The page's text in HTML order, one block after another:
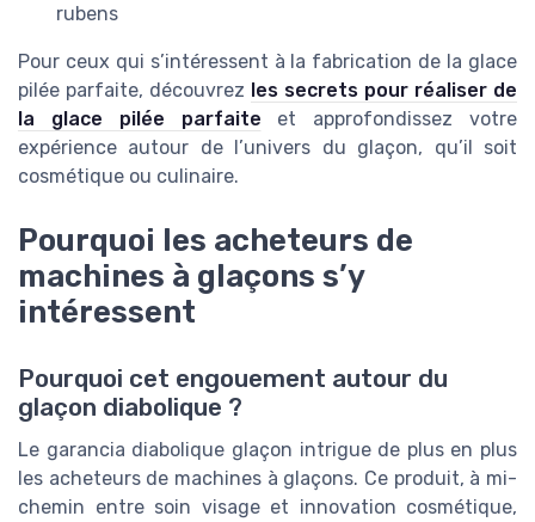
rubens
Pour ceux qui s’intéressent à la fabrication de la glace
pilée parfaite, découvrez les secrets pour réaliser de
la glace pilée parfaite et approfondissez votre
expérience autour de l’univers du glaçon, qu’il soit
cosmétique ou culinaire.
Pourquoi les acheteurs de
machines à glaçons s’y
intéressent
Pourquoi cet engouement autour du
glaçon diabolique ?
Le garancia diabolique glaçon intrigue de plus en plus
les acheteurs de machines à glaçons. Ce produit, à mi-
chemin entre soin visage et innovation cosmétique,